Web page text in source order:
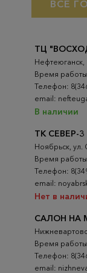
ВСЕ
ТК СЕВЕР-3
Ноябрьск, ул.
Время
Телефон:
email:
Нет в
ТЦ
Нефтеюганск,
Время
Телефон:
email:
В наличии
САЛОН НА
Время
Телефон:
email: